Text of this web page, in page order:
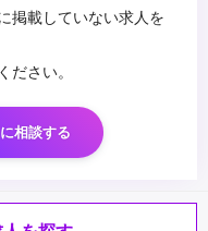
掲載していない求人を
ださい。
相談する